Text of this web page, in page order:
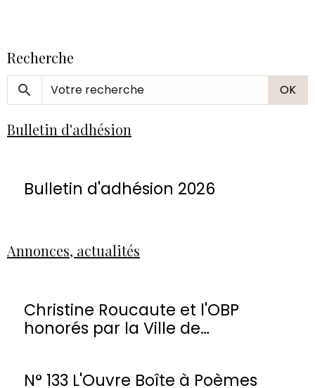
Recherche
OK
Bulletin d'adhésion
Bulletin d'adhésion 2026
Annonces, actualités
Christine Roucaute et l'OBP
honorés par la Ville de
N° 133 L'Ouvre Boîte à Poèmes